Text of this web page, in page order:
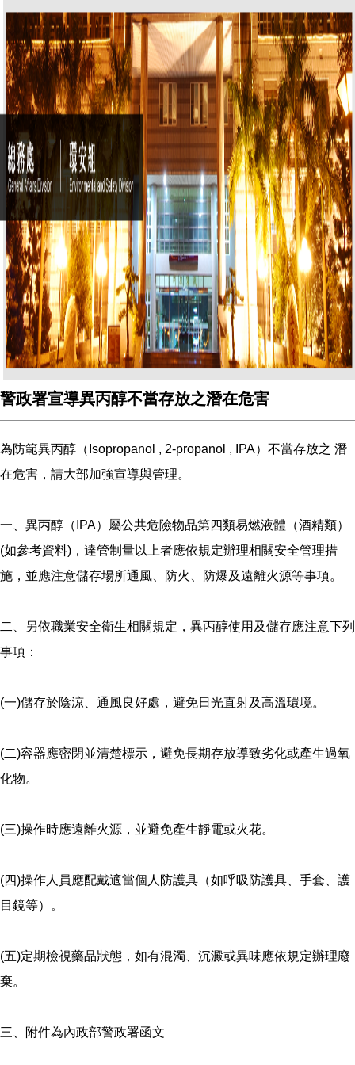
警政署宣導異丙醇不當存放之潛在危害
為防範異丙醇（Isopropanol , 2-propanol , IPA）不當存放之 潛
在危害，請大部加強宣導與管理。
一、異丙醇（IPA）屬公共危險物品第四類易燃液體（酒精類）
(如參考資料)，達管制量以上者應依規定辦理相關安全管理措
施，並應注意儲存場所通風、防火、防爆及遠離火源等事項。
二、另依職業安全衛生相關規定，異丙醇使用及儲存應注意下列
事項：
(一)儲存於陰涼、通風良好處，避免日光直射及高溫環境。
(二)容器應密閉並清楚標示，避免長期存放導致劣化或產生過氧
化物。
(三)操作時應遠離火源，並避免產生靜電或火花。
(四)操作人員應配戴適當個人防護具（如呼吸防護具、手套、護
目鏡等）。
(五)定期檢視藥品狀態，如有混濁、沉澱或異味應依規定辦理廢
棄。
三、附件為內政部警政署函文